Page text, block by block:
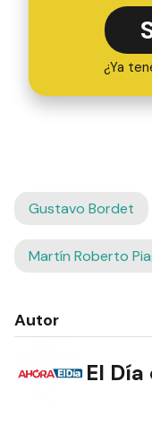
¿Ya
Gustavo Bordet
Martín Roberto
Autor
El